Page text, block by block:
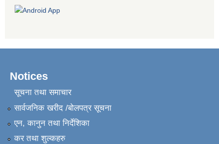
Notices
सूचना तथा समाचार
सार्वजनिक खरीद /बोलपत्र सूचना
एन, कानुन तथा निर्देशिका
कर तथा शुल्कहरु